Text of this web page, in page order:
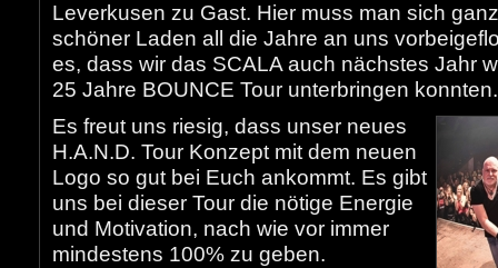
Leverkusen zu Gast. Hier muss man sich
schöner Laden all die Jahre an uns
es, dass wir das SCALA auch nächstes Jahr
25 Jahre BOUNCE Tour unterbringen konnten.
Es freut uns riesig, dass unser neues
H.A.N.D. Tour Konzept mit dem neuen
Logo so gut bei Euch ankommt. Es gibt
uns bei dieser Tour die nötige Energie
und Motivation, nach wie vor immer
mindestens 100% zu geben.